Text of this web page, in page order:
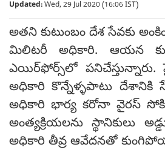
Updated:Wed, 29 Jul 2020 (16:06 IST)
అతని కుటుంబం దేశ సేవకు
మిలిటరీ అధికారి. ఆయన
ఎయిర్‌ఫోర్స్‌లో
అధికారి కొన్నేళ్ళపాటు దేశానికి
అధికారి భార్య కరోనా వైరస్
అంత్యక్రియలను స్థానికులు
అధికారి తీవ్ర ఆవేదనతో